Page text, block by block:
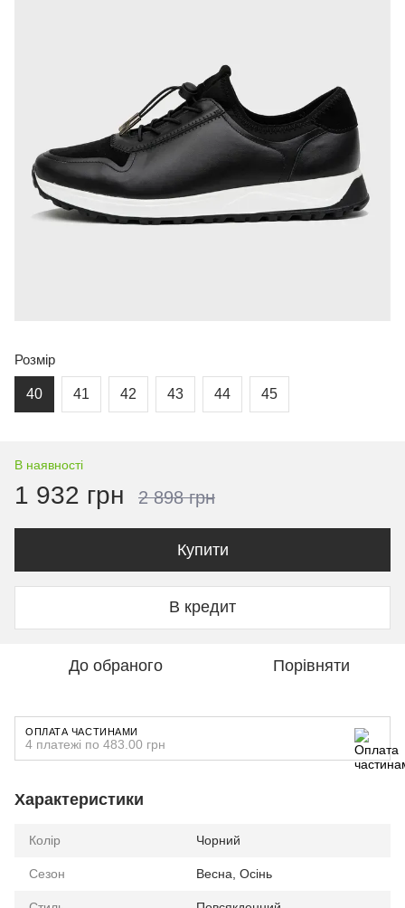
Розмір
40 41 42 43 44 45
В наявності
1 932 грн 2 898 грн
Купити
В кредит
До обраного Порівняти
ОПЛАТА ЧАСТИНАМИ
4 платежі по 483.00 грн
Характеристики
Колір Чорний
Сезон Весна, Осінь